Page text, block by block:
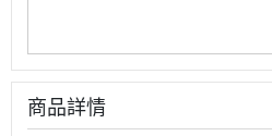
商品詳情